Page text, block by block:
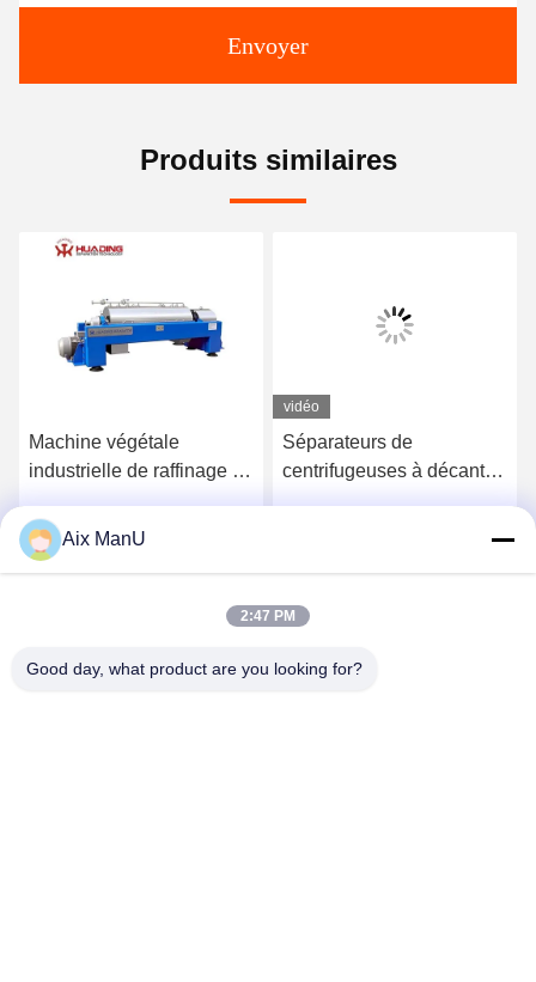
Envoyer
Produits similaires
Machine végétale
industrielle de raffinage du
90KW de décanteur de
Pharma
vidéo
Séparateurs de
centrifugeuses à décanter
Aix ManU
2:47 PM
Good day, what product are you looking for?